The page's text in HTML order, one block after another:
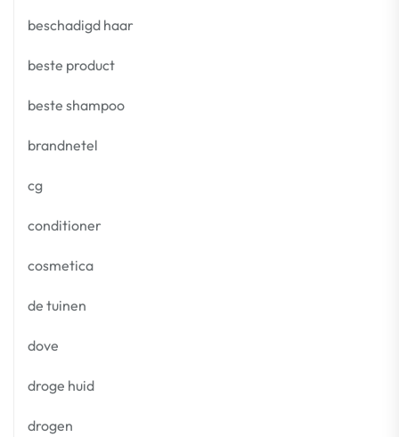
beschadigd haar
beste product
beste shampoo
brandnetel
cg
conditioner
cosmetica
de tuinen
dove
droge huid
drogen